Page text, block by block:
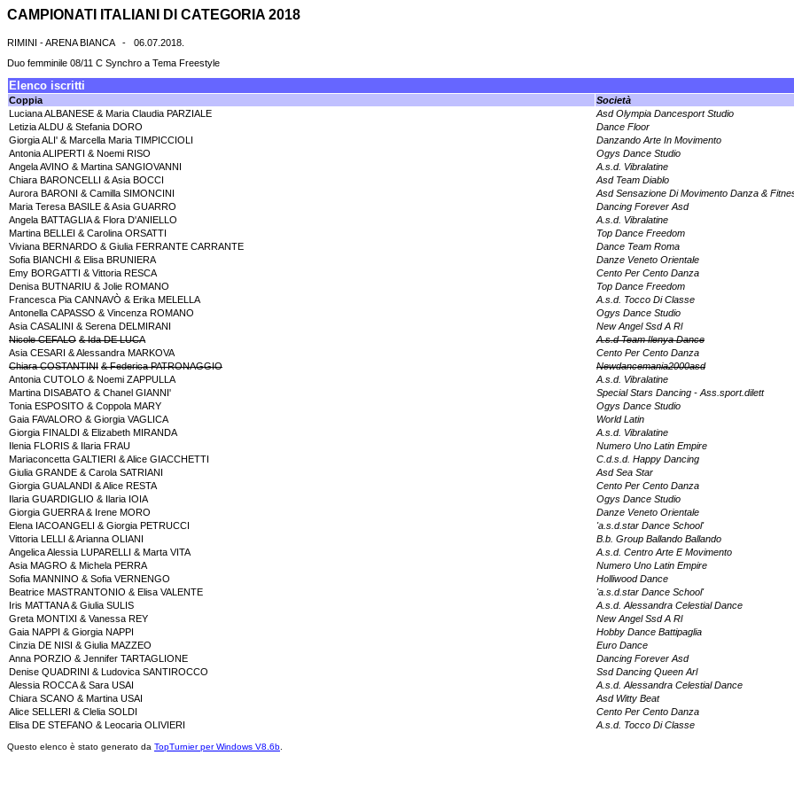
CAMPIONATI ITALIANI DI CATEGORIA 2018
RIMINI - ARENA BIANCA - 06.07.2018.
Duo femminile 08/11 C Synchro a Tema Freestyle
Elenco iscritti
Coppia
Società
Luciana ALBANESE & Maria Claudia PARZIALE
Asd Olympia Dancesport Studio
Letizia ALDU & Stefania DORO
Dance Floor
Giorgia ALI' & Marcella Maria TIMPICCIOLI
Danzando Arte In Movimento
Antonia ALIPERTI & Noemi RISO
Ogys Dance Studio
Angela AVINO & Martina SANGIOVANNI
A.s.d. Vibralatine
Chiara BARONCELLI & Asia BOCCI
Asd Team Diablo
Aurora BARONI & Camilla SIMONCINI
Asd Sensazione Di Movimento Danza &
Maria Teresa BASILE & Asia GUARRO
Dancing Forever Asd
Angela BATTAGLIA & Flora D'ANIELLO
A.s.d. Vibralatine
Martina BELLEI & Carolina ORSATTI
Top Dance Freedom
Viviana BERNARDO & Giulia FERRANTE CARRANTE
Dance Team Roma
Sofia BIANCHI & Elisa BRUNIERA
Danze Veneto Orientale
Emy BORGATTI & Vittoria RESCA
Cento Per Cento Danza
Denisa BUTNARIU & Jolie ROMANO
Top Dance Freedom
Francesca Pia CANNAVÒ & Erika MELELLA
A.s.d. Tocco Di Classe
Antonella CAPASSO & Vincenza ROMANO
Ogys Dance Studio
Asia CASALINI & Serena DELMIRANI
New Angel Ssd A Rl
Nicole CEFALO &Ida DE LUCA
A.s.d Team Ilenya Dance
Asia CESARI & Alessandra MARKOVA
Cento Per Cento Danza
Chiara COSTANTINI &Federica PATRONAGGIO
Newdancemania2000asd
Antonia CUTOLO & Noemi ZAPPULLA
A.s.d. Vibralatine
Martina DISABATO & Chanel GIANNI'
Special Stars Dancing - Ass.sport.dilett
Tonia ESPOSITO & Coppola MARY
Ogys Dance Studio
Gaia FAVALORO & Giorgia VAGLICA
World Latin
Giorgia FINALDI & Elizabeth MIRANDA
A.s.d. Vibralatine
Ilenia FLORIS & Ilaria FRAU
Numero Uno Latin Empire
Mariaconcetta GALTIERI & Alice GIACCHETTI
C.d.s.d. Happy Dancing
Giulia GRANDE & Carola SATRIANI
Asd Sea Star
Giorgia GUALANDI & Alice RESTA
Cento Per Cento Danza
Ilaria GUARDIGLIO & Ilaria IOIA
Ogys Dance Studio
Giorgia GUERRA & Irene MORO
Danze Veneto Orientale
Elena IACOANGELI & Giorgia PETRUCCI
'a.s.d.star Dance School'
Vittoria LELLI & Arianna OLIANI
B.b. Group Ballando Ballando
Angelica Alessia LUPARELLI & Marta VITA
A.s.d. Centro Arte E Movimento
Asia MAGRO & Michela PERRA
Numero Uno Latin Empire
Sofia MANNINO & Sofia VERNENGO
Holliwood Dance
Beatrice MASTRANTONIO & Elisa VALENTE
'a.s.d.star Dance School'
Iris MATTANA & Giulia SULIS
A.s.d. Alessandra Celestial Dance
Greta MONTIXI & Vanessa REY
New Angel Ssd A Rl
Gaia NAPPI & Giorgia NAPPI
Hobby Dance Battipaglia
Cinzia DE NISI & Giulia MAZZEO
Euro Dance
Anna PORZIO & Jennifer TARTAGLIONE
Dancing Forever Asd
Denise QUADRINI & Ludovica SANTIROCCO
Ssd Dancing Queen Arl
Alessia ROCCA & Sara USAI
A.s.d. Alessandra Celestial Dance
Chiara SCANO & Martina USAI
Asd Witty Beat
Alice SELLERI & Clelia SOLDI
Cento Per Cento Danza
Elisa DE STEFANO & Leocaria OLIVIERI
A.s.d. Tocco Di Classe
Questo elenco è stato generato da TopTurnier per Windows V8.6b